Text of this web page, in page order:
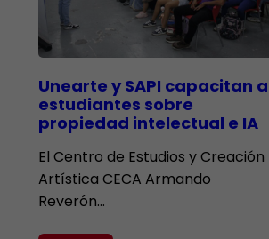
Unearte y SAPI capacitan a
estudiantes sobre
propiedad intelectual e IA
El Centro de Estudios y Creación
Artística CECA Armando
Reverón…